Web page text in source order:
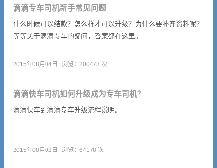
滴滴专车司机新手常见问题
什么时候可以结款？怎么样才可以升级？为什么要补齐资料呢？
等等关于滴滴专车的疑问，答案都在这里。
2015年08月04日 | 浏览：200473 次
滴滴快车司机如何升级成为专车司机？
滴滴快车到滴滴专车升级流程说明。
2015年08月02日 | 浏览：64178 次